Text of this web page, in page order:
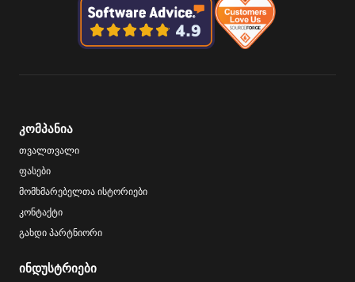
კომპანია
თვალთვალი
ფასები
მომხმარებელთა ისტორიები
კონტაქტი
გახდი პარტნიორი
ინდუსტრიები